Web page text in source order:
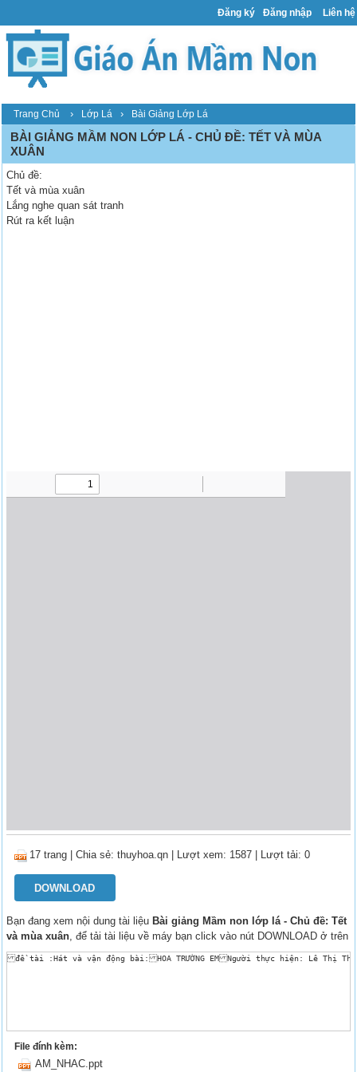
Đăng ký Đăng nhập Liên hệ
Trang Chủ › Lớp Lá › Bài Giảng Lớp Lá
BÀI GIẢNG MẦM NON LỚP LÁ - CHỦ ĐỀ: TẾT VÀ MÙA
XUÂN
Chủ đề:
Tết và mùa xuân
Lắng nghe quan sát tranh
Rút ra kết luận
17 trang |Chia sẻ:thuyhoa.qn | Lượt xem: 1587 | Lượt tải: 0
DOWNLOAD
Bạn đang xem nội dung tài liệu Bài giảng Mầm non lớp lá - Chủ đề: Tết
và mùa xuân, để tải tài liệu về máy bạn click vào nút DOWNLOAD ở trên
đề tài :Hát và vận động bài:HOA TRƯỜNG EMNgười thực hiện: Lê Thị Thủy
File đính kèm:
AM_NHAC.ppt